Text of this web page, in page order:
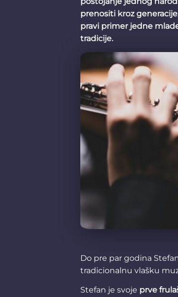
prenositi kroz
pravi primer jedne
tradicije.
Do pre par godina
tradicionalnu vlašku
Stefan je svoje prve